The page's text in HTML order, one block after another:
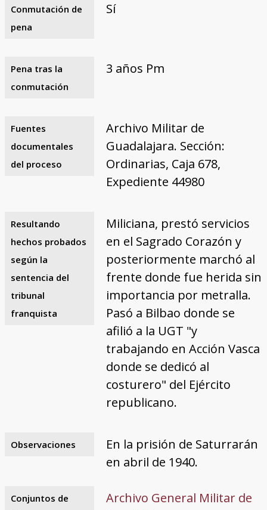
Conmutación de
pena
Sí
Pena tras la
conmutación
3 años Pm
Fuentes
documentales
del proceso
Archivo Militar de
Guadalajara. Sección:
Ordinarias, Caja 678,
Expediente 44980
Resultando
hechos probados
según la
sentencia del
tribunal
franquista
Miliciana, prestó servicios
en el Sagrado Corazón y
posteriormente marchó al
frente donde fue herida sin
importancia por metralla.
Pasó a Bilbao donde se
afilió a la UGT "y
trabajando en Acción Vasca
donde se dedicó al
costurero" del Ejército
republicano.
Observaciones
En la prisión de Saturrarán
en abril de 1940.
Conjuntos de
Archivo General Militar de